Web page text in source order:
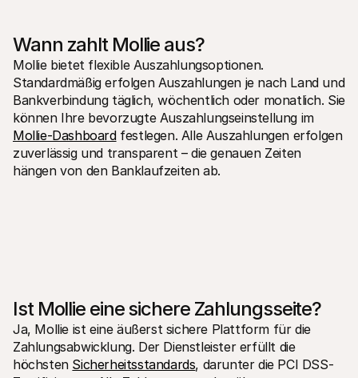
Wann zahlt Mollie aus?
Mollie bietet flexible Auszahlungsoptionen.
Standardmäßig erfolgen Auszahlungen je nach Land und
Bankverbindung täglich, wöchentlich oder monatlich. Sie
können Ihre bevorzugte Auszahlungseinstellung im
Mollie-Dashboard festlegen. Alle Auszahlungen erfolgen
zuverlässig und transparent – die genauen Zeiten
hängen von den Banklaufzeiten ab.
Ist Mollie eine sichere Zahlungsseite?
Ja, Mollie ist eine äußerst sichere Plattform für die
Zahlungsabwicklung. Der Dienstleister erfüllt die
höchsten Sicherheitsstandards, darunter die PCI DSS-